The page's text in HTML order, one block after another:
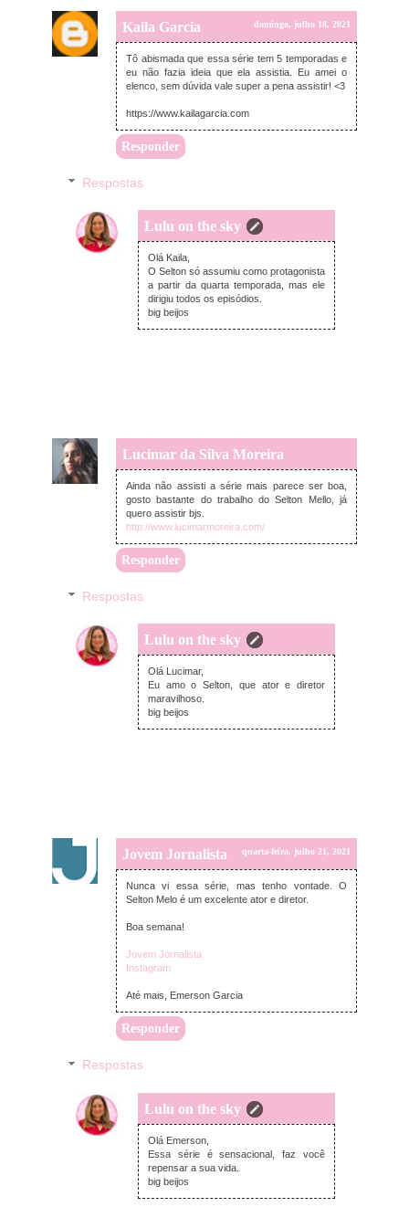
Kaila Garcia domingo, julho 18, 2021
Tô abismada que essa série tem 5 temporadas e
eu não fazia ideia que ela assistia. Eu amei o
elenco, sem dúvida vale super a pena assistir! <3
https://www.kailagarcia.com
Responder
Respostas
Lulu on the sky
segunda-feira, julho 19, 2021
Olá Kaila,
O Selton só assumiu como protagonista
a partir da quarta temporada, mas ele
dirigiu todos os episódios.
big beijos
Lucimar da Silva Moreira
domingo, julho 18, 2021
Ainda não assisti a série mais parece ser boa,
gosto bastante do trabalho do Selton Mello, já
quero assistir bjs.
http://www.lucimarmoreira.com/
Responder
Respostas
Lulu on the sky
segunda-feira, julho 19, 2021
Olá Lucimar,
Eu amo o Selton, que ator e diretor
maravilhoso.
big beijos
Jovem Jornalista quarta-feira, julho 21, 2021
Nunca vi essa série, mas tenho vontade. O
Selton Melo é um excelente ator e diretor.
Boa semana!
Jovem Jornalista
Instagram
Até mais, Emerson Garcia
Responder
Respostas
Lulu on the sky
domingo, julho 25, 2021
Olá Emerson,
Essa série é sensacional, faz você
repensar a sua vida.
big beijos